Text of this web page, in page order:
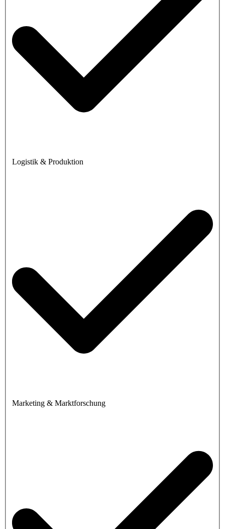
Logistik & Produktion
Marketing & Marktforschung